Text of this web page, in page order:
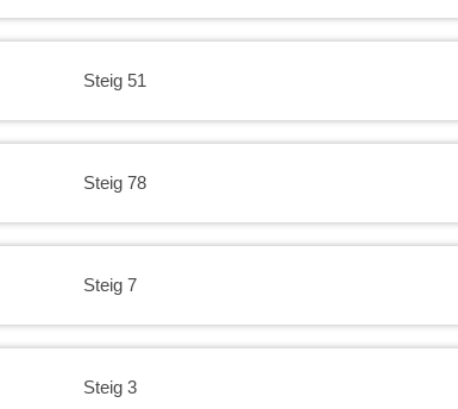
19:00
20:30
21:30
Steig 51
Steig 78
Steig 7
Steig 3